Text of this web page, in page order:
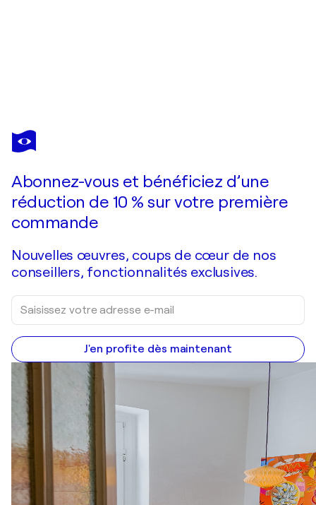
CFEY
twinship
Abonnez-vous et bénéficiez d’une
réduction de 10 % sur votre première
commande
Nouvelles œuvres, coups de cœur de nos
conseillers, fonctionnalités exclusives.
J'en profite dès maintenant